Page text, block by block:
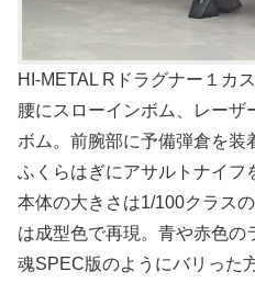
HI-METAL Rドラグナー１カ
腰にスローインボム、レーザ
ボム。前腕部に予備弾倉を装
ふくらはぎにアサルトナイフ
本体の大きさは1/100クラス
は成型色で再現。青や赤色の
魂SPEC版のようにバリった